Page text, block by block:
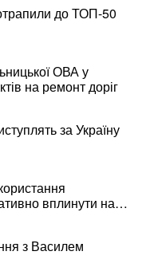
до ТОП-50
ОВА у
на ремонт доріг
за Україну
вплинути на
з Василем